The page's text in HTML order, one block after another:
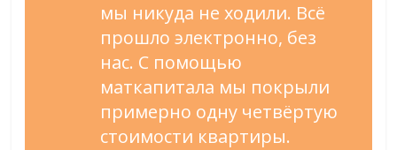
мы никуда не ходили. Всё
прошло электронно, без
нас. С помощью
маткапитала мы покрыли
примерно одну четвёртую
стоимости квартиры.